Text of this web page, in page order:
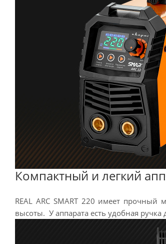
Компактный и легкий
REAL ARC SMART 220 имеет
высоты. У аппарата есть удобная